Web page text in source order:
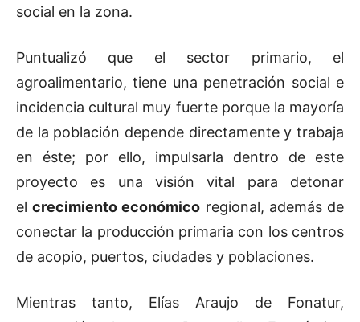
social en la zona.
Puntualizó que el sector primario, el
agroalimentario, tiene una penetración social e
incidencia cultural muy fuerte porque la mayoría
de la población depende directamente y trabaja
en éste; por ello, impulsarla dentro de este
proyecto es una visión vital para detonar
elcrecimiento económico regional, además de
conectar la producción primaria con los centros
de acopio, puertos, ciudades y poblaciones.
Mientras tanto, Elías Araujo de Fonatur,